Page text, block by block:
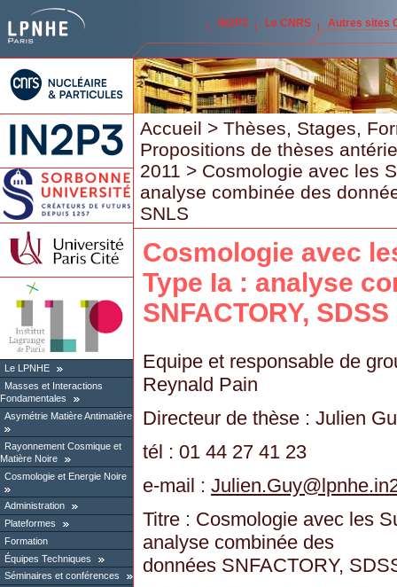
IN2P3 Le CNRS Autres sites
Le LPNHE
Masses et Interactions
Fondamentales
Asymétrie Matière Antimatière
Rayonnement Cosmique et
Matière Noire
Cosmologie et Energie Noire
Administration
Plateformes
Formation
Équipes Techniques
Séminaires et conférences
Accueil > Thèses, Stages,
Propositions de thèses
2011 > Cosmologie avec les
analyse combinée des
SNLS
Cosmologie avec
Type Ia : analyse
SNFACTORY,
Equipe et responsable de
Reynald Pain
Directeur de thèse : Julien
tél : 01 44 27 41 23
e-mail : Julien.Guy@
Titre : Cosmologie avec les
analyse combinée des
données SNFACTORY,